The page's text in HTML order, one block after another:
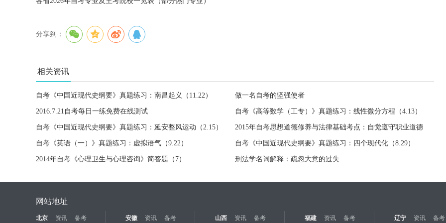
分享到：
相关资讯
自考《中国近现代史纲要》真题练习：南昌起义（11.22） 做一名自考的坚强使者
2016.7.21自考每日一练免费在线测试 自考《高等数学（工专）》真题练习：线性微分方程（4.13）
自考《中国近现代史纲要》真题练习：延安整风运动（2.15） 2015年自考思想道德修养与法律基础考点：自觉遵守职业道德
自考《英语（一）》真题练习：虚拟语气（9.22） 自考《中国近现代史纲要》真题练习：四个现代化（8.29）
2014年自考《心理卫生与心理咨询》简答题（7） 刑法学名词解释：疏忽大意的过失
网站地址
北京 资讯 备考 安徽 资讯 备考 山西 资讯 备考 福建 资讯 备考 辽宁 资讯 备考